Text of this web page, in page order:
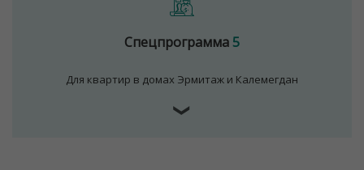
Спецпрограмма5
Для квартир в домах Эрмитаж и Калемегдан
❯